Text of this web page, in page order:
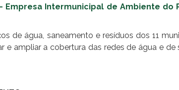
Empresa Intermunicipal de Ambiente do
de água, saneamento e resíduos dos 11
e ampliar a cobertura das redes de água e